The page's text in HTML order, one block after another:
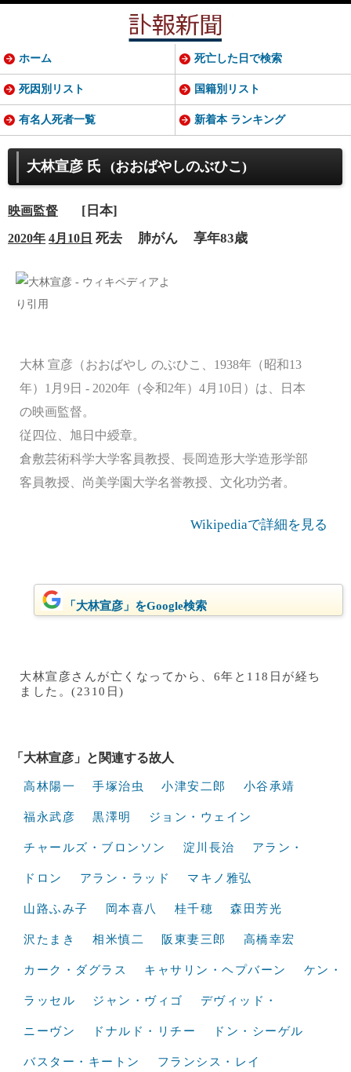
大林宣彦 氏 (おおばやしのぶひこ)
映画監督 [日本]
2020年 4月10日 死去 肺がん 享年83歳
大林 宣彦（おおばやし のぶひこ、1938年（昭和13
年）1月9日 - 2020年（令和2年）4月10日）は、日本
の映画監督。
従四位、旭日中綬章。
倉敷芸術科学大学客員教授、長岡造形大学造形学部
客員教授、尚美学園大学名誉教授、文化功労者。
Wikipediaで詳細を見る
「大林宣彦」をGoogle検索
大林宣彦さんが亡くなってから、6年と118日が経ち
ました。(2310日)
「大林宣彦」と関連する故人
高林陽一 手塚治虫 小津安二郎 小谷承靖
福永武彦 黒澤明 ジョン・ウェイン
チャールズ・ブロンソン 淀川長治 アラン・
ドロン アラン・ラッド マキノ雅弘
山路ふみ子 岡本喜八 桂千穂 森田芳光
沢たまき 相米慎二 阪東妻三郎 高橋幸宏
カーク・ダグラス キャサリン・ヘプバーン ケン・
ラッセル ジャン・ヴィゴ デヴィッド・
ニーヴン ドナルド・リチー ドン・シーゲル
バスター・キートン フランシス・レイ
ホーム 死亡した日で検索
死因別リスト 国籍別リスト
有名人死者一覧 新着本 ランキング